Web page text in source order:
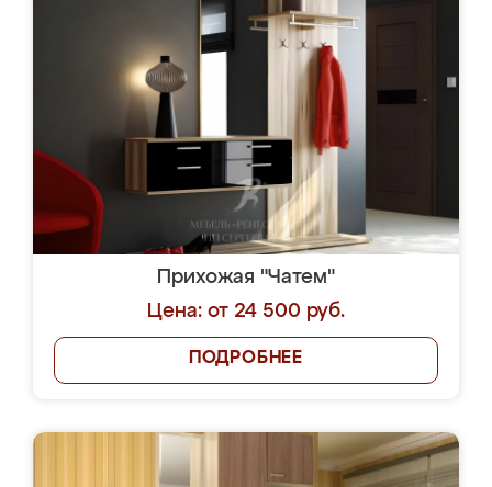
Прихожая "Чатем"
Цена: от 24 500 руб.
ПОДРОБНЕЕ